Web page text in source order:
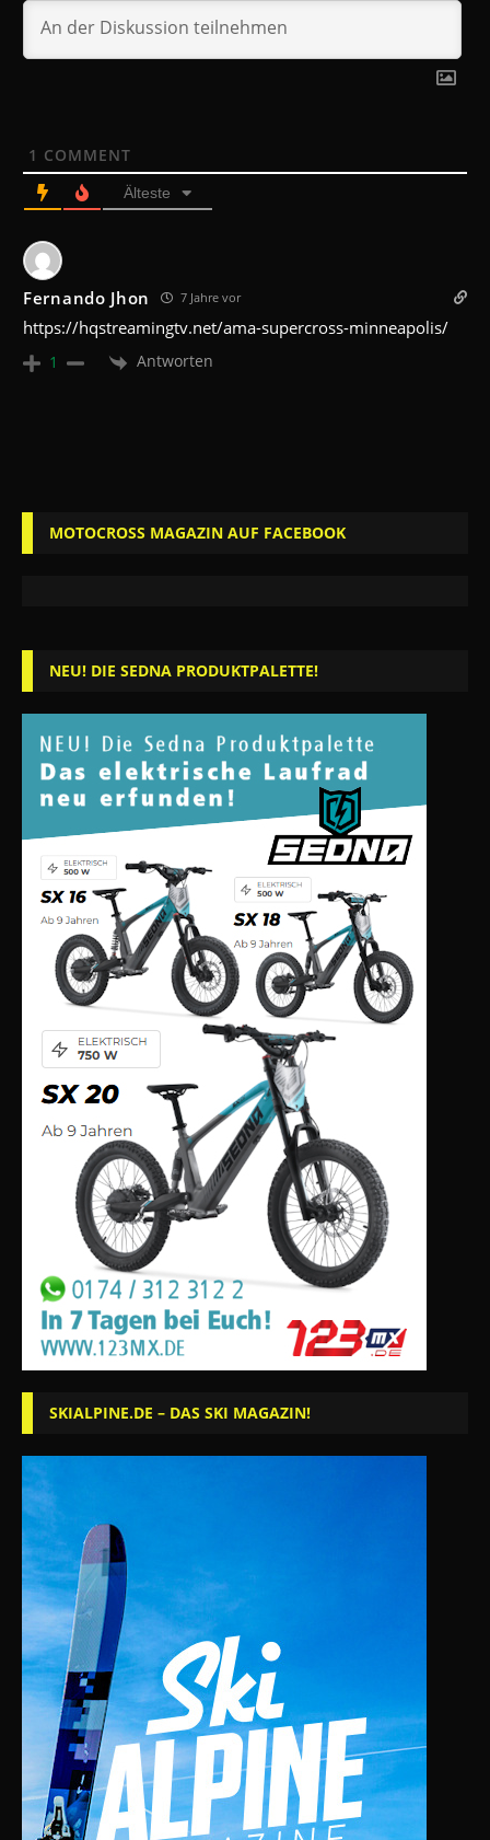
1 COMMENT
Älteste
Fernando Jhon 7 Jahre vor
https://hqstreamingtv.net/ama-supercross-minneapolis/
1 Antworten
MOTOCROSS MAGAZIN AUF FACEBOOK
NEU! DIE SEDNA PRODUKTPALETTE!
SKIALPINE.DE – DAS SKI MAGAZIN!